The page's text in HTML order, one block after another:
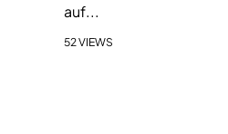
auf...
52 VIEWS